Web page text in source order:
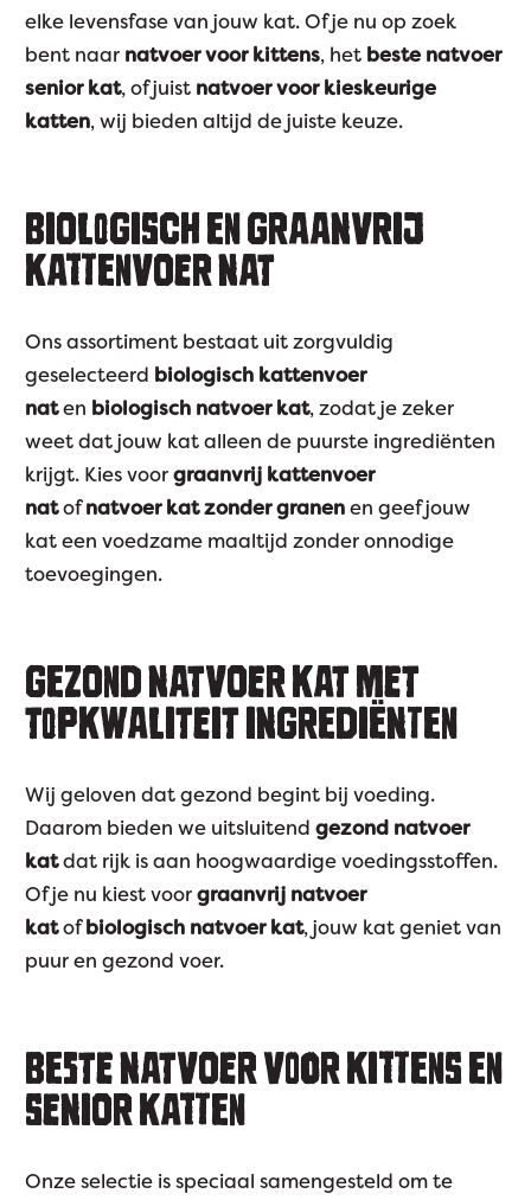
elke levensfase van jouw kat. Of je nu op zoek
bent naar natvoer voor kittens, het beste natvoer
senior kat, of juist natvoer voor kieskeurige
katten, wij bieden altijd de juiste keuze.
BIOLOGISCH EN GRAANVRIJ
KATTENVOER NAT
Ons assortiment bestaat uit zorgvuldig
geselecteerd biologisch kattenvoer
naten biologisch natvoer kat, zodat je zeker
weet dat jouw kat alleen de puurste ingrediënten
krijgt. Kies voorgraanvrij kattenvoer
natofnatvoer kat zonder granenen geef jouw
kat een voedzame maaltijd zonder onnodige
toevoegingen.
GEZOND NATVOER KAT MET
TOPKWALITEIT INGREDIËNTEN
Wij geloven dat gezond begint bij voeding.
Daarom bieden we uitsluitend gezond natvoer
katdat rijk is aan hoogwaardige voedingsstoffen.
Of je nu kiest voorgraanvrij natvoer
katofbiologisch natvoer kat, jouw kat geniet van
puur en gezond voer.
BESTE NATVOER VOOR KITTENS EN
SENIOR KATTEN
Onze selectie is speciaal samengesteld om te